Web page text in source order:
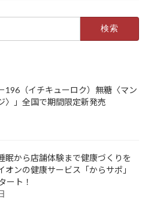
196（イチキューロク）無糖〈マン
〉」全国で期間限定新発売
眠から店舗体験まで健康づくりを
オンの健康サービス「からサポ」
ート！